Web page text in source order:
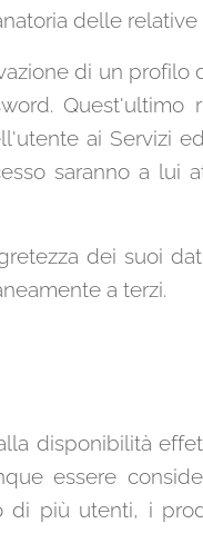
delle relative
di un
Quest'ultimo
ai Servizi
saranno a lui
dei suoi
a terzi.
disponibilità
essere
di più utenti, i